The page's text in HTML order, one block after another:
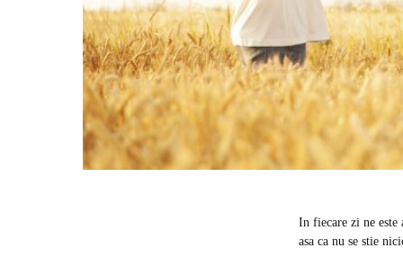
In fiecare zi ne
asa ca nu se stie